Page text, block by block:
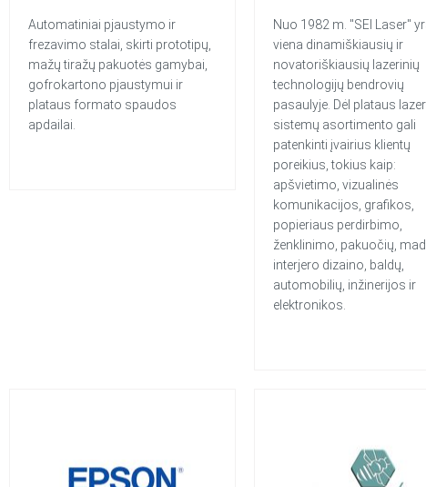
Automatiniai pjaustymo ir
frezavimo stalai, skirti prototipų,
mažų tiražų pakuotės gamybai,
gofrokartono pjaustymui ir
plataus formato spaudos
apdailai.
Nuo 1982 m. "SEI Laser"
viena dinamiškiausių ir
novatoriškiausių lazerinių
technologijų bendrovių
pasaulyje. Dėl plataus
sistemų asortimento gali
patenkinti įvairius klientų
poreikius, tokius kaip:
apšvietimo, vizualinės
komunikacijos, grafikos,
popieriaus perdirbimo,
ženklinimo, pakuočių,
interjero dizaino, baldų,
automobilių, inžinerijos ir
elektronikos.